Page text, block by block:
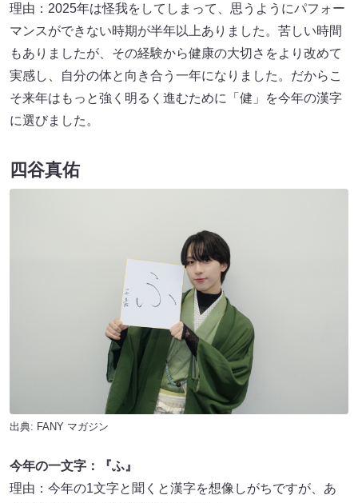
理由：2025年は怪我をしてしまって、思うようにパフォー
マンスができない時期が半年以上ありました。苦しい時間
もありましたが、その経験から健康の大切さをより改めて
実感し、自分の体と向き合う一年になりました。だからこ
そ来年はもっと強く明るく進むために「健」を今年の漢字
に選びました。
四谷真佑
出典: FANY マガジン
今年の一文字：『ふ』
理由：今年の1文字と聞くと漢字を想像しがちですが、あ